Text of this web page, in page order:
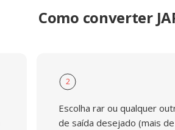
Como converter
2
Escolha rar ou qualquer
de saída desejado (mais